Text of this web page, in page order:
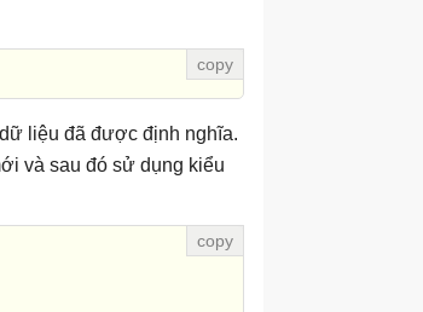
liệu đã được định nghĩa.
và sau đó sử dụng kiểu